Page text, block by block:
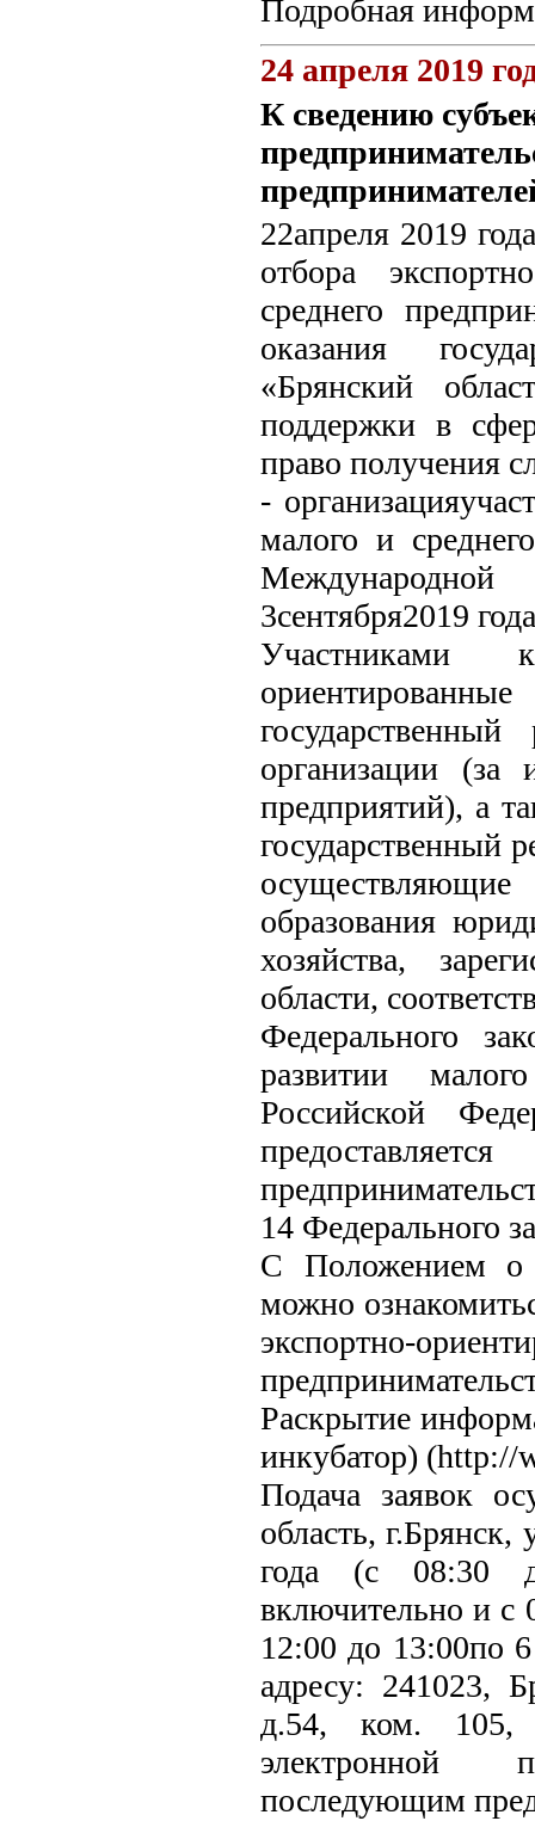
Подробная
24 апреля 2019
К сведению
22апреля 2019
отбора
среднего
оказания
«Брянский
поддержки в
право получения
-
малого и
3сентября2019
Участниками
организации (за
предприятий), а
государственный
осуществляющие
образования
хозяйства,
области,
Федерального
развитии
Российской
14 Федерального
С Положением о
можно
экспортно-
Раскрытие
инкубатор) (http://
Подача заявок
область,
года (с 08:30
включительно и с
12:00 до 13:00по
адресу: 241023,
д.54, ком. 105,
электронной
последующим